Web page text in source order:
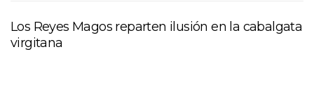
Los Reyes Magos reparten ilusión en la cabalgata
virgitana